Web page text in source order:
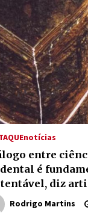
notícias
entre
é
diz
Rodrigo Martins